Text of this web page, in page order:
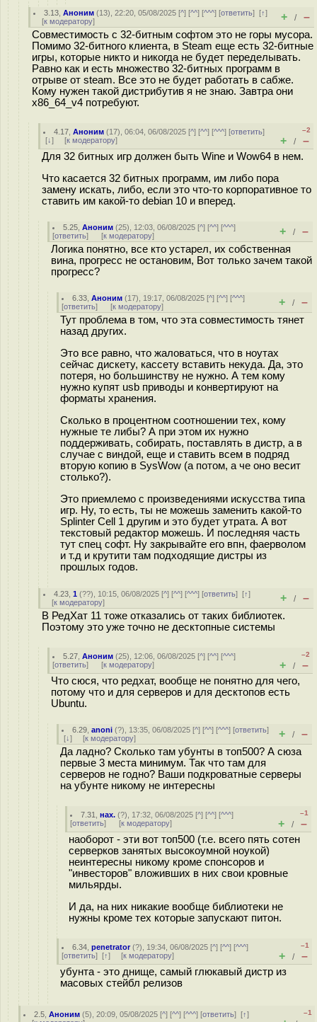
3.13 ,Аноним (13), 22:20, 05/08/2025 [^] [^^] [^^^] [ответить][↑]
[к модератору] + / –
Совместимость с 32-битным софтом это не горы мусора.
Помимо 32-битного клиента, в Steam еще есть 32-битные
игры, которые никто и никогда не будет переделывать.
Равно как и есть множество 32-битных программ в
отрыве от steam. Все это не будет работать в сабже.
Кому нужен такой дистрибутив я не знаю. Завтра они
x86_64_v4 потребуют.
4.17 ,Аноним (17), 06:04, 06/08/2025 [^] [^^] [^^^] [ответить]
[↓] [к модератору]
–2
+ / –
Для 32 битных игр должен быть Wine и Wow64 в нем.
Что касается 32 битных программ, им либо пора
замену искать, либо, если это что-то корпоративное то
ставить им какой-то debian 10 и вперед.
5.25 ,Аноним (25), 12:03, 06/08/2025 [^] [^^] [^^^]
[ответить] [к модератору] + / –
Логика понятно, все кто устарел, их собственная
вина, прогресс не остановим, Вот только зачем такой
прогресс?
6.33 ,Аноним (17), 19:17, 06/08/2025 [^] [^^] [^^^]
[ответить] [к модератору] + / –
Тут проблема в том, что эта совместимость тянет
назад других.
Это все равно, что жаловаться, что в ноутах
сейчас дискету, кассету вставить некуда. Да, это
потеря, но большинству не нужно. А тем кому
нужно купят usb приводы и конвертируют на
форматы хранения.
Сколько в процентном соотношении тех, кому
нужные те либы? А при этом их нужно
поддерживать, собирать, поставлять в дистр, а в
случае с виндой, еще и ставить всем в подряд
вторую копию в SysWow (а потом, а че оно весит
столько?).
Это приемлемо с произведениями искусства типа
игр. Ну, то есть, ты не можешь заменить какой-то
Splinter Cell 1 другим и это будет утрата. А вот
текстовый редактор можешь. И последняя часть
тут спец софт. Ну закрывайте его впн, фаерволом
и т.д и крутити там подходящие дистры из
прошлых годов.
4.23 ,1 (??), 10:15, 06/08/2025 [^] [^^] [^^^] [ответить][↑]
[к модератору] + / –
В РедХат 11 тоже отказались от таких библиотек.
Поэтому это уже точно не десктопные системы
5.27 ,Аноним (25), 12:06, 06/08/2025 [^] [^^] [^^^]
[ответить] [к модератору]
–2
+ / –
Что сюся, что редхат, вообще не понятно для чего,
потому что и для серверов и для десктопов есть
Ubuntu.
6.29 ,anoni (?), 13:35, 06/08/2025 [^] [^^] [^^^] [ответить]
[↓] [к модератору] + / –
Да ладно? Сколько там убунты в топ500? А сюза
первые 3 места минимум. Так что там для
серверов не годно? Ваши подкроватные серверы
на убунте никому не интересны
7.31 ,нах. (?), 17:32, 06/08/2025 [^] [^^] [^^^]
[ответить] [к модератору]
–1
+ / –
наоборот - эти вот топ500 (т.е. всего пять сотен
серверков занятых высокоумной ноукой)
неинтересны никому кроме спонсоров и
"инвесторов" вложивших в них свои кровные
мильярды.
И да, на них никакие вообще библиотеки не
нужны кроме тех которые запускают питон.
6.34 ,penetrator(?), 19:34, 06/08/2025 [^] [^^] [^^^]
[ответить] [↑] [к модератору]
–1
+ / –
убунта - это днище, самый глюкавый дистр из
масовых стейбл релизов
2.5 ,Аноним (5), 20:09, 05/08/2025 [^] [^^] [^^^] [ответить][↑]
–1